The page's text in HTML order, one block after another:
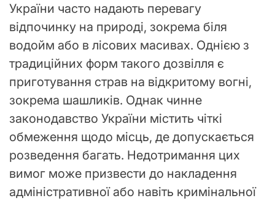
України часто надають перевагу
відпочинку на природі, зокрема біля
водойм або в лісових масивах. Однією з
традиційних форм такого дозвілля є
приготування страв на відкритому вогні,
зокрема шашликів. Однак чинне
законодавство України містить чіткі
обмеження щодо місць, де допускається
розведення багать. Недотримання цих
вимог може призвести до накладення
адміністративної або навіть кримінальної